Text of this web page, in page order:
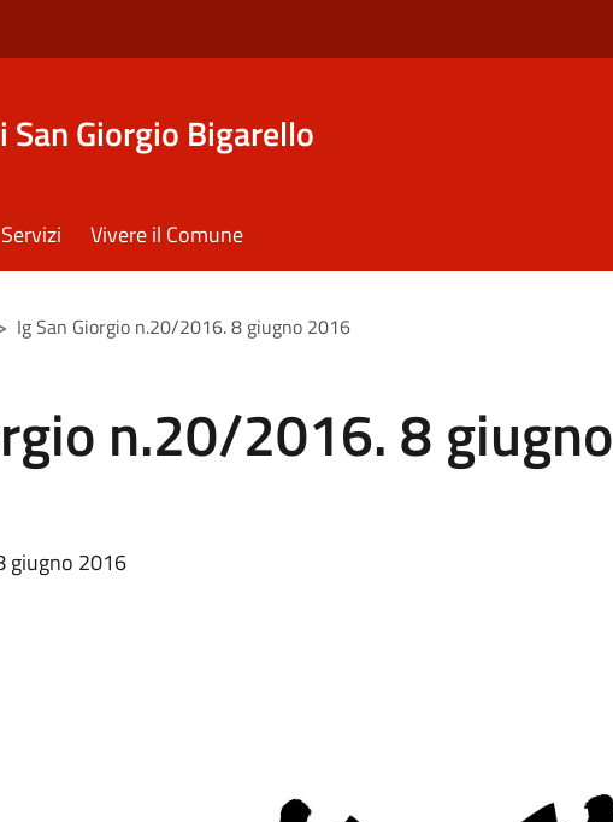
San Giorgio Bigarello
Servizi Vivere il Comune
Ig San Giorgio n.20/2016. 8 giugno 2016
n.20/2016. 8 giugno
giugno 2016